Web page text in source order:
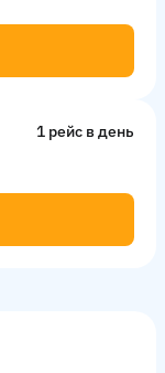
1 рейс в день